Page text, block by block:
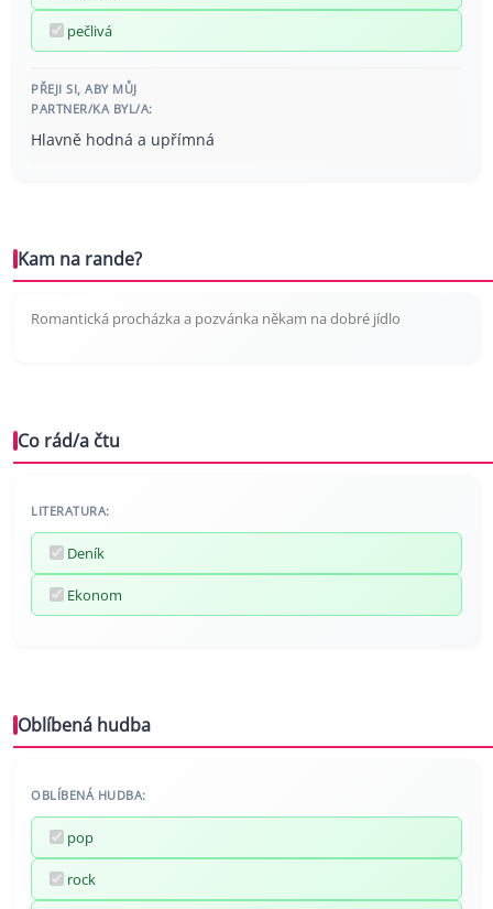
pečlivá
PŘEJI SI, ABY MŮJ
PARTNER/KA BYL/A:
Hlavně hodná a upřímná
Kam na rande?
Romantická procházka a pozvánka někam na dobré jídlo
Co rád/a čtu
LITERATURA:
Deník
Ekonom
Oblíbená hudba
OBLÍBENÁ HUDBA:
pop
rock